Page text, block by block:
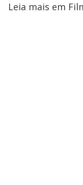
Leia mais em